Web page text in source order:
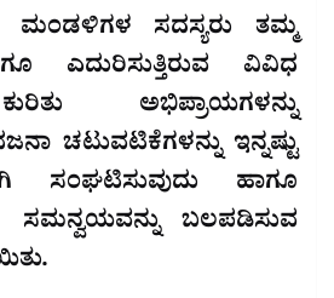
ಸದಸ್ಯರು ತಮ್ಮ
ಎದುರಿಸುತ್ತಿರುವ ವಿವಿಧ
ಅಭಿಪ್ರಾಯಗಳನ್ನು
ಚಟುವಟಿಕೆಗಳನ್ನು ಇನ್ನಷ್ಟು
ಸಂಘಟಿಸುವುದು ಹಾಗೂ
ಸಮನ್ವಯವನ್ನು ಬಲಪಡಿಸುವ